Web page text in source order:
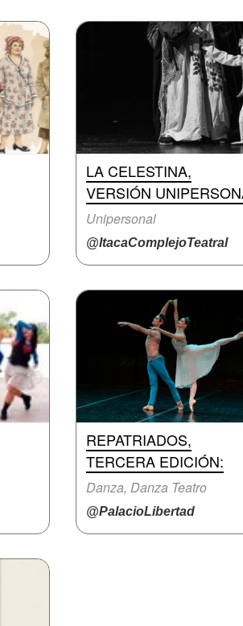
LA CELESTINA,
VERSIÓN
Unipersonal
@ItacaComplejoTeatral
REPATRIADOS,
TERCERA EDICIÓN:
Danza, Danza Teatro
@PalacioLibertad